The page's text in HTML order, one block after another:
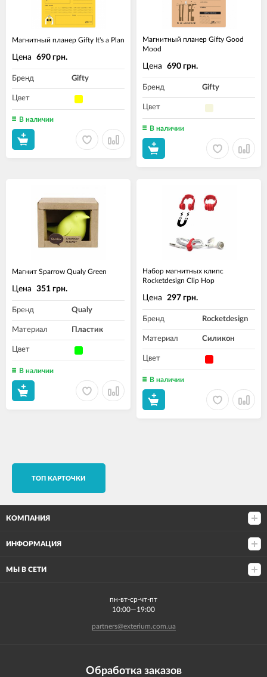
Магнитный планер Gifty It's a Plan
Цена 690 грн.
Бренд Gifty
Цвет
В наличии
Магнитный планер Gifty Good
Mood
Цена 690 грн.
Бренд Gifty
Цвет
В наличии
Магнит Sparrow Qualy Green
Цена 351 грн.
Бренд Qualy
Материал Пластик
Цвет
В наличии
Набор магнитных клипс
Rocketdesign Clip Hop
Цена 297 грн.
Бренд Rocketdesign
Материал Силикон
Цвет
В наличии
TОП КАРТОЧКИ
КОМПАНИЯ
ИНФОРМАЦИЯ
МЫ В СЕТИ
пн-вт-ср-чт-пт
10:00—19:00
partners@exterium.com.ua
Обработка заказов